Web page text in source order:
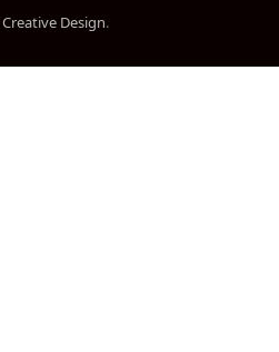
Creative Design.